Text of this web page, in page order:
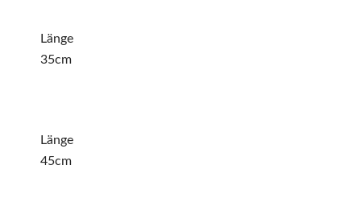
Länge
35cm
Länge
45cm